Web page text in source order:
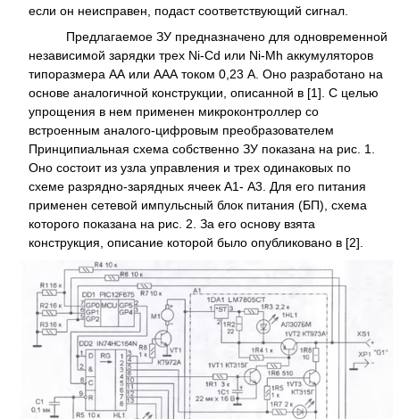
если он неисправен, подаст соответствующий сигнал.
Предлагаемое ЗУ предназначено для одновременной
независимой зарядки трех Ni-Cd или Ni-Mh аккумуляторов
типоразмера АА или ААА током 0,23 А. Оно разработано на
основе аналогичной конструкции, описанной в [1]. С целью
упрощения в нем применен микроконтроллер со
встроенным аналого-цифровым преобразователем
Принципиальная схема собственно ЗУ показана на рис. 1.
Оно состоит из узла управления и трех одинаковых по
схеме разрядно-зарядных ячеек А1- A3. Для его питания
применен сетевой импульсный блок питания (БП), схема
которого показана на рис. 2. За его основу взята
конструкция, описание которой было опубликовано в [2].